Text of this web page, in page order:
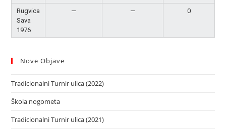
Rugvica
Sava
1976
— — 0
Nove Objave
Tradicionalni Turnir ulica (2022)
Škola nogometa
Tradicionalni Turnir ulica (2021)